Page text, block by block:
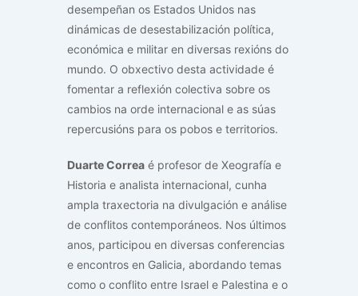
desempeñan os Estados Unidos nas
dinámicas de desestabilización política,
económica e militar en diversas rexións do
mundo. O obxectivo desta actividade é
fomentar a reflexión colectiva sobre os
cambios na orde internacional e as súas
repercusións para os pobos e territorios.
Duarte Correa é profesor de Xeografía e
Historia e analista internacional, cunha
ampla traxectoria na divulgación e análise
de conflitos contemporáneos. Nos últimos
anos, participou en diversas conferencias
e encontros en Galicia, abordando temas
como o conflito entre Israel e Palestina e o